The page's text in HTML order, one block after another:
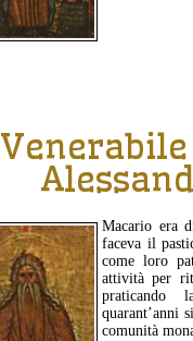
Macario era
faceva il
come loro
attività per
praticando
quarant’anni
comunità